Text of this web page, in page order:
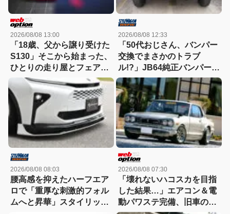
2026/08/08 13:00
「18歳、父から譲り受けた
S130」そこから始まった、
ひとりの走り屋とフェアレ
ディZの物語
2026/08/08 12:33
「50代おじさん、バンパー
交換でまさかのトラブ
ル!?」JB64純正バンパー流
用に挑戦したら、センサー
エラーも体験（涙）
2026/08/08 08:03
腰高感を抑えたハーフエア
ロで「重厚な刺激的フォル
ムへと昇華」スタイリッシ
2026/08/08 07:30
「壊れないハコスカを目指
した結果…」エアコン＆電
動パワステ完備、旧車の常